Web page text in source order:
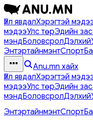
Үйл явдалХэрэгтэй
мэдээУлс төрЭдийн
мэндБоловсролДэлхий
ЭнтэртайнмэнтСпорт
Anu.mn хайх
Үйл явдалХэрэгтэй
мэдээУлс төрЭдийн
мэндБоловсролДэлхий
ЭнтэртайнмэнтСпорт